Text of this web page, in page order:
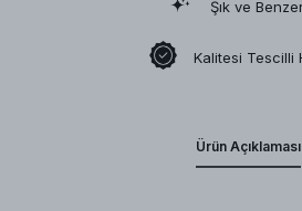
Şık ve
Kalitesi Tescilli
Ürün Açıklaması